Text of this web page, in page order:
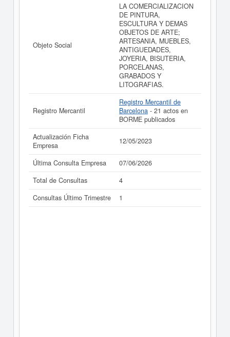
Objeto Social
LA COMERCIALIZACION
DE PINTURA,
ESCULTURA Y DEMAS
OBJETOS DE ARTE;
ARTESANIA, MUEBLES,
ANTIGUEDADES,
JOYERIA, BISUTERIA,
PORCELANAS,
GRABADOS Y
LITOGRAFIAS.
Registro Mercantil
Registro Mercantil de
Barcelona - 21 actos en
BORME publicados
Actualización Ficha
Empresa
12/05/2023
Última Consulta Empresa
07/06/2026
Total de Consultas
4
Consultas Último Trimestre
1